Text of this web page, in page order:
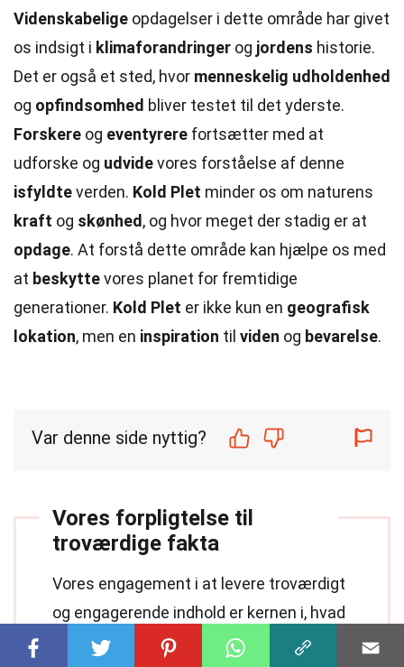
Videnskabelige opdagelser i dette område har givet
os indsigt i klimaforandringer og jordens historie.
Det er også et sted, hvor menneskelig udholdenhed
og opfindsomhed bliver testet til det yderste.
Forskere og eventyrere fortsætter med at
udforske og udvidevores forståelse af denne
isfyldteverden. Kold Plet minder os om naturens
kraft og skønhed , og hvor meget der stadig er at
opdage. At forstå dette område kan hjælpe os med
at beskyttevores planet for fremtidige
generationer. Kold Plet er ikke kun en geografisk
lokation, men en inspiration til viden og bevarelse.
Var denne side nyttig?
Vores forpligtelse til
troværdige fakta
Vores engagement i at levere troværdigt
og engagerende indhold er kernen i, hvad
vi gør. Hver eneste fakta på vores side er